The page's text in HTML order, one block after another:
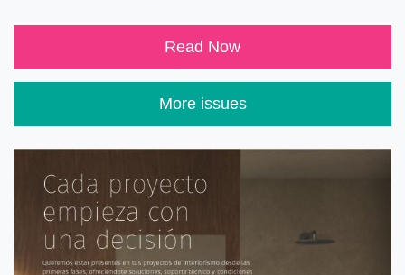
Read Now
More issues